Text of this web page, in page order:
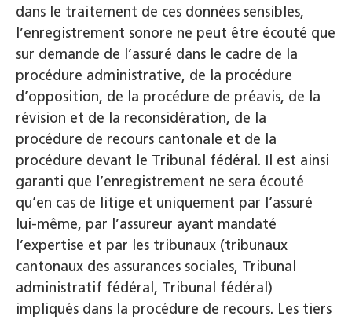
dans le traitement de ces données sensibles,
l’enregistrement sonore ne peut être écouté que
sur demande de l’assuré dans le cadre de la
procédure administrative, de la procédure
d’opposition, de la procédure de préavis, de la
révision et de la reconsidération, de la
procédure de recours cantonale et de la
procédure devant le Tribunal fédéral. Il est ainsi
garanti que l’enregistrement ne sera écouté
qu’en cas de litige et uniquement par l’assuré
lui-même, par l’assureur ayant mandaté
l’expertise et par les tribunaux (tribunaux
cantonaux des assurances sociales, Tribunal
administratif fédéral, Tribunal fédéral)
impliqués dans la procédure de recours. Les tiers